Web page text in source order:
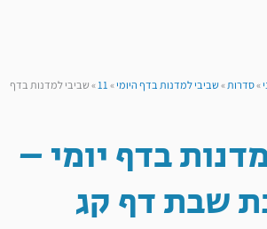
»סדרות»שביבי למדנות בדף היומי»
11
»שביבי למדנות בדף
בדף יומי –
שבת דף קג